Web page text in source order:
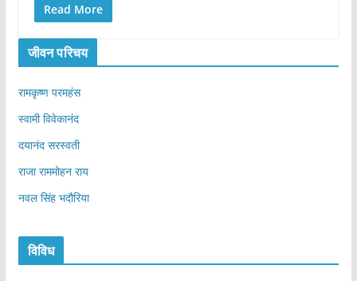
Read More
जीवन परिचय
रामकृष्ण परमहंस
स्वामी विवेकानंद
दयानंद सरस्वती
राजा राममोहन राय
नवल सिंह भदौरिया
विविध